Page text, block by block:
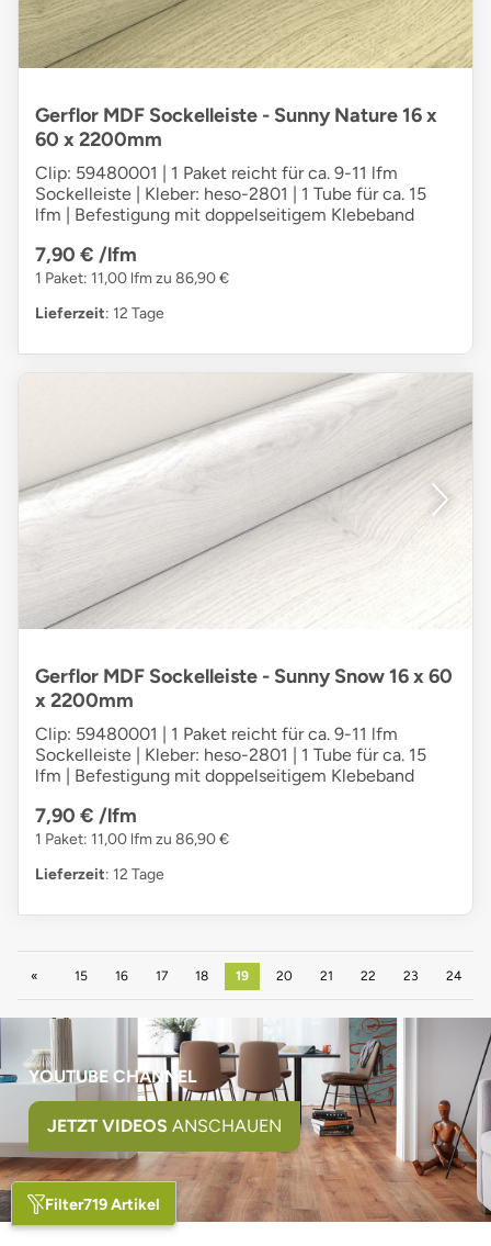
Gerflor MDF Sockelleiste - Sunny Nature 16 x
60 x 2200mm
Clip: 59480001 | 1 Paket reicht für ca. 9-11 lfm
Sockelleiste | Kleber: heso-2801 | 1 Tube für ca. 15
lfm | Befestigung mit doppelseitigem Klebeband
7,90 € /lfm
1 Paket: 11,00 lfm zu 86,90 €
Lieferzeit: 12 Tage
Gerflor MDF Sockelleiste - Sunny Snow 16 x 60
x 2200mm
Clip: 59480001 | 1 Paket reicht für ca. 9-11 lfm
Sockelleiste | Kleber: heso-2801 | 1 Tube für ca. 15
lfm | Befestigung mit doppelseitigem Klebeband
7,90 € /lfm
1 Paket: 11,00 lfm zu 86,90 €
Lieferzeit: 12 Tage
Zurück
15 16 17 18 19 20 21 22 23 24
YOUTUBE CHANNEL
JETZT VIDEOS ANSCHAUEN
Filter719 Artikel